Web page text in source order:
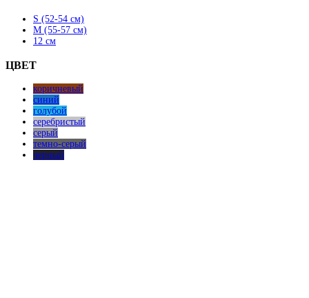
S (52-54 см)
M (55-57 см)
12 см
ЦВЕТ
коричневый
синий
голубой
серебристый
серый
темно-серый
черный